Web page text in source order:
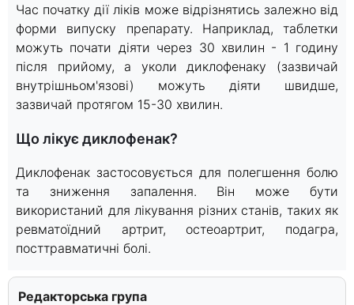
Час початку дії ліків може відрізнятись залежно від
форми випуску препарату. Наприклад, таблетки
можуть почати діяти через 30 хвилин - 1 годину
після прийому, а уколи диклофенаку (зазвичай
внутрішньом'язові) можуть діяти швидше,
зазвичай протягом 15-30 хвилин.
Що лікує диклофенак?
Диклофенак застосовується для полегшення болю
та зниження запалення. Він може бути
використаний для лікування різних станів, таких як
ревматоїдний артрит, остеоартрит, подагра,
посттравматичні болі.
Редакторська група